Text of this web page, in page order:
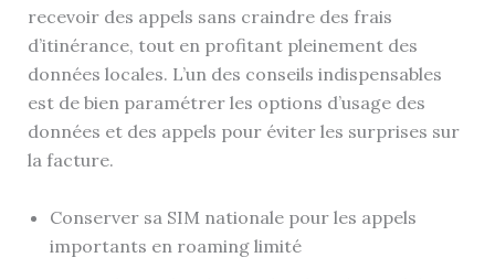
recevoir des appels sans craindre des frais
d’itinérance, tout en profitant pleinement des
données locales. L’un des conseils indispensables
est de bien paramétrer les options d’usage des
données et des appels pour éviter les surprises sur
la facture.
Conserver sa SIM nationale pour les appels
importants en roaming limité